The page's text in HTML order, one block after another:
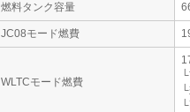
燃料タンク容量
JC08モード燃費
WLTCモード燃費